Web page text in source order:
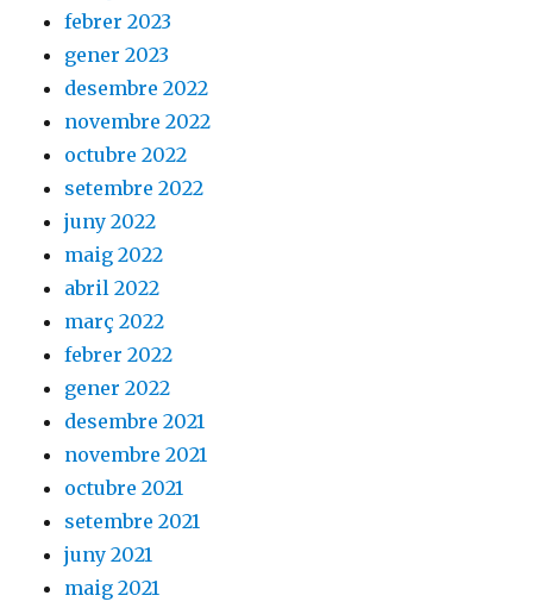
febrer 2023
gener 2023
desembre 2022
novembre 2022
octubre 2022
setembre 2022
juny 2022
maig 2022
abril 2022
març 2022
febrer 2022
gener 2022
desembre 2021
novembre 2021
octubre 2021
setembre 2021
juny 2021
maig 2021